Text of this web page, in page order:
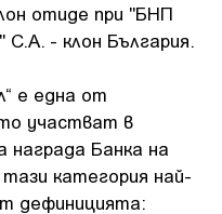
отиде при "БНП
- клон България.
е една от
участват в
награда Банка на
категория най-
дефиницията: